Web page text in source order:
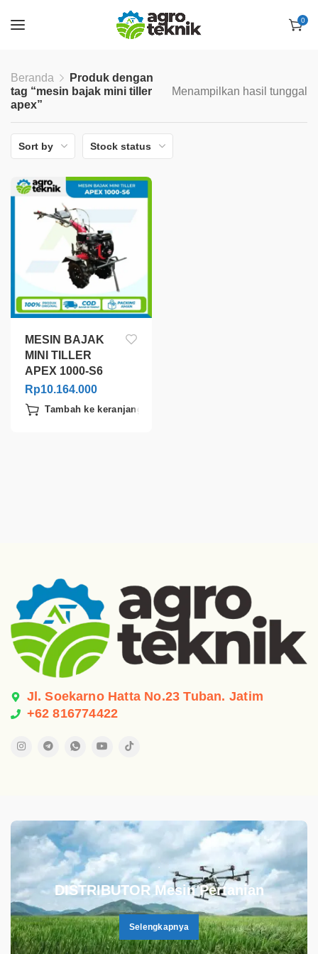
0
Beranda
Produk dengan
tag “mesin bajak mini tiller
apex”
Menampilkan hasil tunggal
Sort by Stock status
MESIN BAJAK
MINI TILLER
APEX 1000-S6
Rp10.164.000
Tambah ke keranjang
Jl. Soekarno Hatta No.23 Tuban. Jatim
+62 816774422
.
DISTRIBUTOR Mesin Pertanian
Selengkapnya